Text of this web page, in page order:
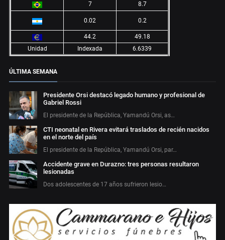
7 8.7
0.02 0.2
44.2
49.18
Unidad
Indexada 6.6339
ÚLTIMA SEMANA
Presidente Orsi destacó legado humano y profesional de
Gabriel Rossi
El presidente de la República, Yamandú Orsi, as…
CTI neonatal en Rivera evitará traslados de recién nacidos
en el norte del país
El presidente de la República, Yamandú Orsi, par…
Accidente grave en Durazno: tres personas resultaron
lesionadas
Dos adolescentes de 17 años sufrieron lesio…